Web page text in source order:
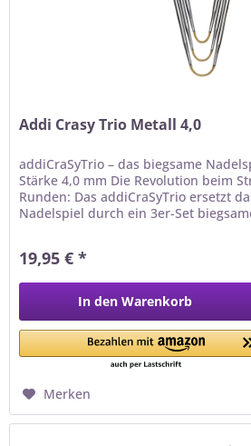
Addi Crasy Trio Metall 4,0
addiCraSyTrio – das biegsame
Stärke 4,0 mm Die Revolution beim
Runden: Das addiCraSyTrio ersetzt
Nadelspiel durch ein 3er-Set
bedeutet nur zwei Nadelwechsel pro
19,95 € *
In den Warenkorb
Merken